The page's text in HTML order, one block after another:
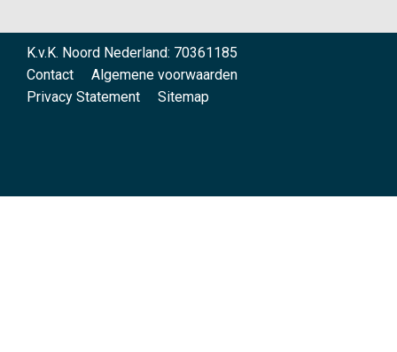
K.v.K. Noord Nederland: 70361185
Contact
Algemene voorwaarden
Privacy Statement
Sitemap